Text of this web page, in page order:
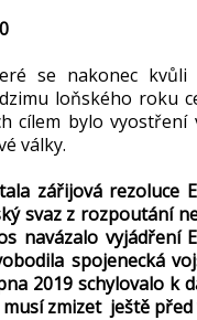
se nakonec
loňského roku
cílem bylo
války.
zářijová
svaz z rozpoutání
navázalo vyjádření
spojenecká
2019 schylovalo k
zmizet ještě před